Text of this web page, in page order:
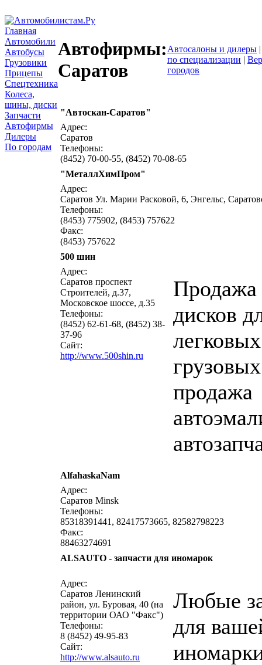
Главная
Автомобили
Автобусы
Грузовики
Прицепы
Спецтехника
Колеса,
шины, диски
Запчасти
Автофирмы
Дилеры
По городам
Автофирмы:
Саратов
Автосалоны и дилеры
по специализации |
городов
"Автоскан-Саратов"
Адрес:
Саратов
Телефоны:
(8452) 70-00-55, (8452) 70-08-65
"МеталлХимПром"
Адрес:
Саратов Ул. Марии Расковой, 6, Энгельс,
Телефоны:
(8453) 775902, (8453) 757622
Факс:
(8453) 757622
500 шин
Адрес:
Саратов проспект
Строителей, д.37,
Московское шоссе, д.35
Телефоны:
(8452) 62-61-68, (8452) 38-
37-96
Сайт:
http://www.500shin.ru
дисков
продажа
AlfahaskaNam
Адрес:
Саратов Minsk
Телефоны:
85318391441, 82417573665, 82582798223
Факс:
88463274691
ALSAUTO - запчасти для иномарок
Адрес:
Саратов Ленинский
район, ул. Буровая, 40 (на
территории ОАО "Факс")
Телефоны:
8 (8452) 49-95-83
Сайт:
http://www.alsauto.ru
Любые
для